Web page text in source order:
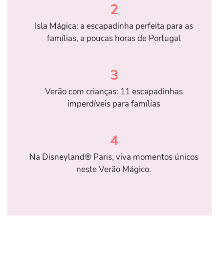
2
Isla Mágica: a escapadinha perfeita para as
famílias, a poucas horas de Portugal
3
Verão com crianças: 11 escapadinhas
imperdíveis para famílias
4
Na Disneyland® Paris, viva momentos únicos
neste Verão Mágico.